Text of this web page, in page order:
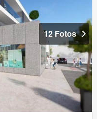
12 Fotos